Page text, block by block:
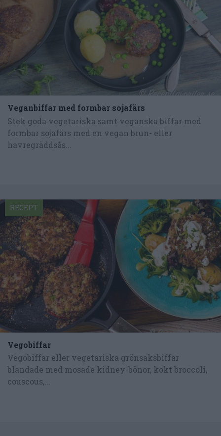
Veganbiffar med formbar sojafärs
Stek goda vegetariska samt veganska biffar med
formbar sojafärs med en vegan brun- eller
havregräddsås...
Vegobiffar
Vegobiffar eller vegetariska grönsaksbiffar
blandade med mosade kidney-bönor, kokt broccoli,
couscous,...
RECEPT